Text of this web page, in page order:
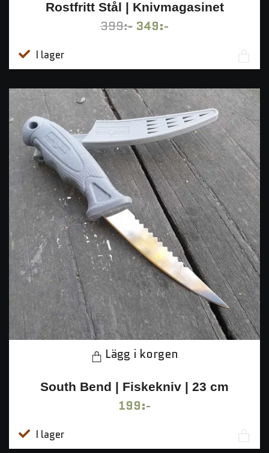
Rostfritt Stål | Knivmagasinet
399:- 349:-
I lager
Lägg i korgen
South Bend | Fiskekniv | 23 cm
199:-
I lager